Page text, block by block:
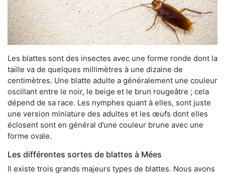
Les blattes sont des insectes avec une forme ronde dont la
taille va de quelques millimètres à une dizaine de
centimètres. Une blatte adulte a généralement une couleur
oscillant entre le noir, le beige et le brun rougeâtre ; cela
dépend de sa race. Les nymphes quant à elles, sont juste
une version miniature des adultes et les œufs dont elles
éclosent sont en général d’une couleur brune avec une
forme ovale.
Les différentes sortes de blattes à Mées
Il existe trois grands majeurs types de blattes. Nous avons